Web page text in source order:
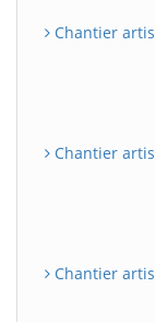
Chantier
Chantier
Chantier